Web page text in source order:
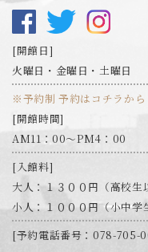
開館日
火曜日・金曜日・土曜日
※予約制 予約はコチラから
開館時間
AM11：00～PM4：00
入館料
大人：１３００円（高校生
小人：１０００円（小中学
予約電話番号：078-705-